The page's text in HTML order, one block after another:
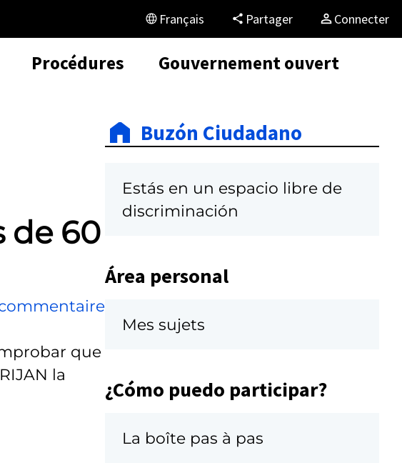
Français Partager Connecter
Procédures Gouvernement ouvert
de 60
que
la
Buzón Ciudadano
Estás en un espacio libre de
discriminación
Área personal
Mes sujets
¿Cómo puedo participar?
La boîte pas à pas